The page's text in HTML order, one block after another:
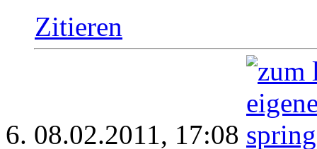
Zitieren
08.02.2011, 17:08